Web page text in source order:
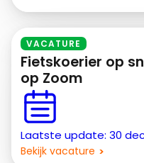
VACATURE
Fietskoerier op
op Zoom
Laatste update: 30
Bekijk vacature